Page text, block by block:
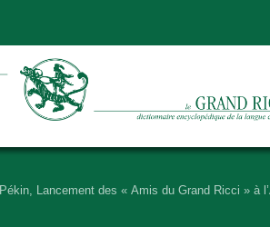
Pékin, Lancement des « Amis du Grand Ricci » à